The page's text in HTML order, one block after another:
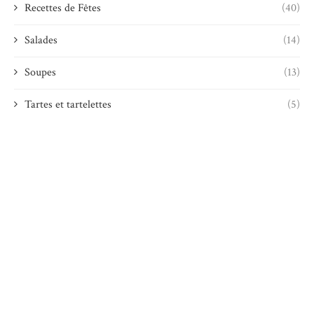
Recettes de Fêtes (40)
Salades (14)
Soupes (13)
Tartes et tartelettes (5)